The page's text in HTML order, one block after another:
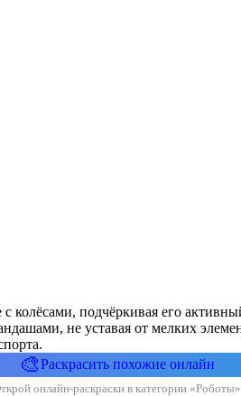
колёсами, подчёркивая его
не уставая от мелких
🎨Раскрасить похожие онлайн
онлайн-раскраски в категории «Роботы»